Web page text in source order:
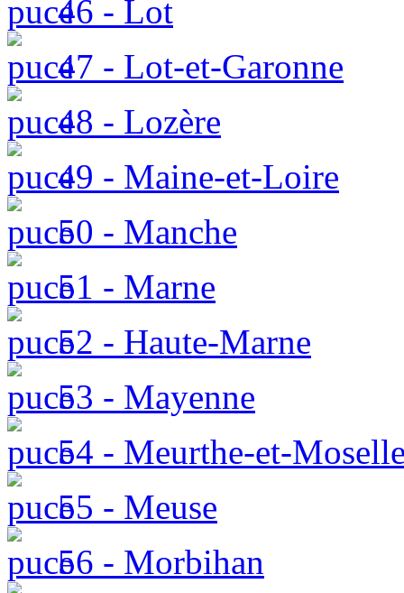
46 - Lot
47 - Lot-et-Garonne
48 - Lozère
49 - Maine-et-Loire
50 - Manche
51 - Marne
52 - Haute-Marne
53 - Mayenne
54 - Meurthe-et-
55 - Meuse
56 - Morbihan